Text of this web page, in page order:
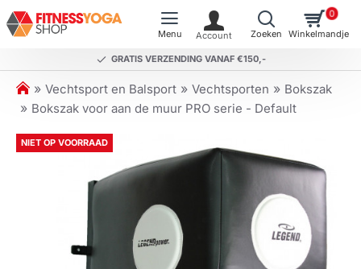
GRATIS VERZENDING VANAF €150,-
0
h
o
e
Vechtsport en Balsport Vechtsporten
Bokszak
Bokszak voor aan de muur PRO serie - Default
NIET OP VOORRAAD